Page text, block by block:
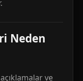
Neden
ve